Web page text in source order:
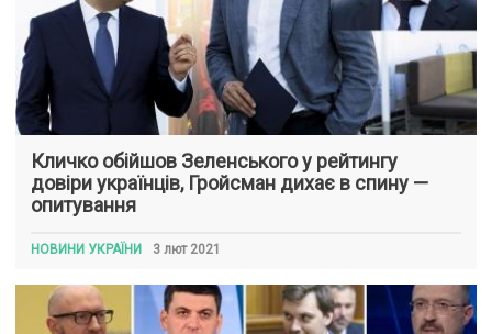
Кличко обійшов Зеленського у рейтингу
довіри українців, Гройсман дихає в спину —
опитування
НОВИНИ УКРАЇНИ 3 лют 2021